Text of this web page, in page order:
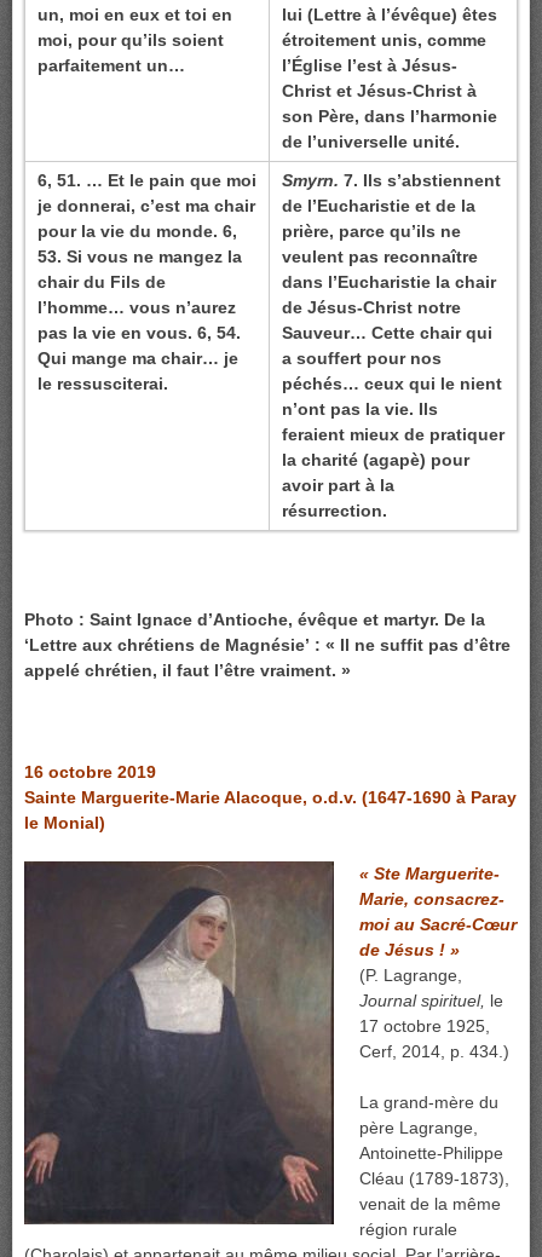
un, moi en eux et toi en
moi, pour qu’ils soient
parfaitement un…
lui (Lettre à l’évêque) êtes
étroitement unis, comme
l’Église l’est à Jésus-
Christ et Jésus-Christ à
son Père, dans l’harmonie
de l’universelle unité.
6, 51. … Et le pain que moi
je donnerai, c’est ma chair
pour la vie du monde. 6,
53. Si vous ne mangez la
chair du Fils de
l’homme… vous n’aurez
pas la vie en vous. 6, 54.
Qui mange ma chair… je
le ressusciterai.
Smyrn. 7. Ils s’abstiennent
de l’Eucharistie et de la
prière, parce qu’ils ne
veulent pas reconnaître
dans l’Eucharistie la chair
de Jésus-Christ notre
Sauveur… Cette chair qui
a souffert pour nos
péchés… ceux qui le nient
n’ont pas la vie. Ils
feraient mieux de pratiquer
la charité (agapè) pour
avoir part à la
résurrection.
Photo : Saint Ignace d’Antioche, évêque et martyr. De la
‘Lettre aux chrétiens de Magnésie’ : « Il ne suffit pas d’être
appelé chrétien, il faut l’être vraiment. »
16 octobre 2019
Sainte Marguerite-Marie Alacoque, o.d.v. (1647-1690 à Paray
le Monial)
« Ste Marguerite-
Marie, consacrez-
moi au Sacré-Cœur
de Jésus ! »
(P. Lagrange,
Journal spirituel, le
17 octobre 1925,
Cerf, 2014, p. 434.)
La grand-mère du
père Lagrange,
Antoinette-Philippe
Cléau (1789-1873),
venait de la même
région rurale